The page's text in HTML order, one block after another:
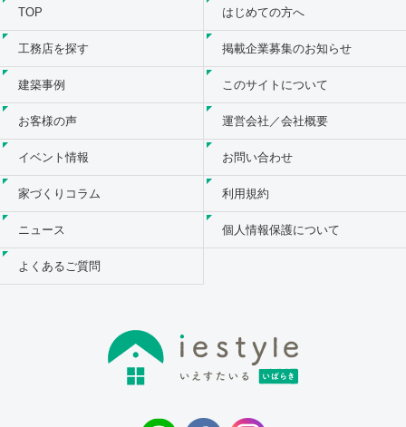
TOP
工務店を探す
建築事例
お客様の声
イベント情報
家づくりコラム
ニュース
よくあるご質問
はじめての方へ
掲載企業募集のお知らせ
このサイトについて
運営会社／会社概要
お問い合わせ
利用規約
個人情報保護について